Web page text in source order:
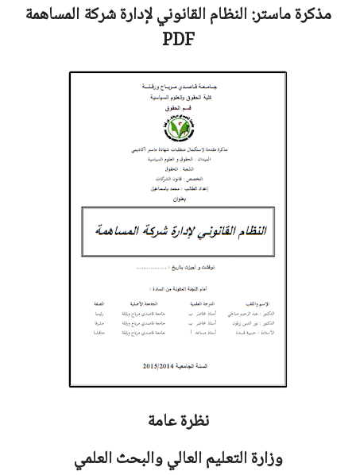
مذكرة ماستر:النظام القانوني لإدارة شركة المساهمة
PDF
نظرة عامة
وزارة التعليم العالي والبحث العلمي